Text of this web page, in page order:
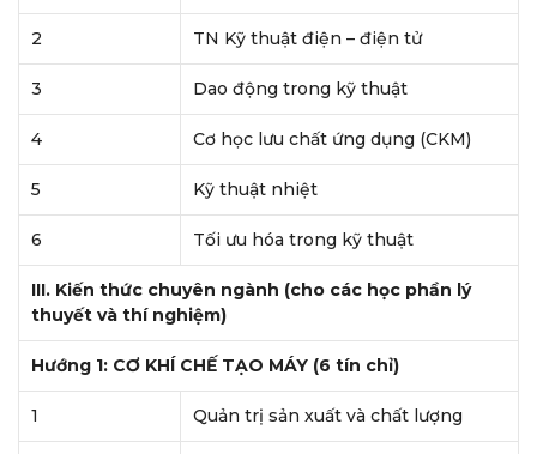
2 TN Kỹ thuật điện – điện tử
3 Dao động trong kỹ thuật
4 Cơ học lưu chất ứng dụng (CKM)
5 Kỹ thuật nhiệt
6 Tối ưu hóa trong kỹ thuật
III. Kiến thức chuyên ngành (cho các học phần lý
thuyết và thí nghiệm)
Hướng 1: CƠ KHÍ CHẾ TẠO MÁY (6 tín chỉ)
1 Quản trị sản xuất và chất lượng